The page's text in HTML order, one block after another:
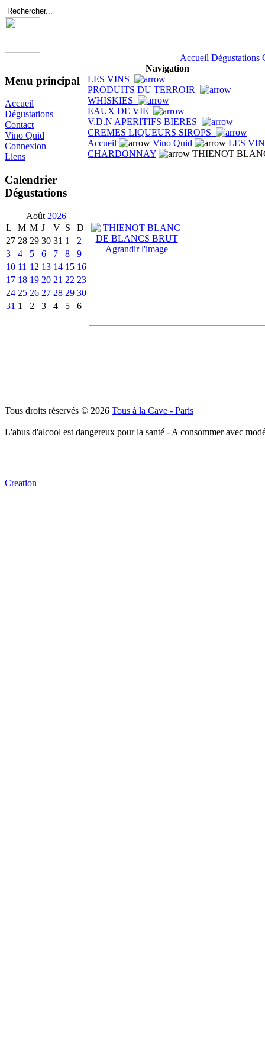
Accueil Dégustations
Menu principal
Accueil
Dégustations
Contact
Vino Quid
Connexion
Liens
Calendrier
Dégustations
Août 2026
L
M M J V S
D
27 28 29 30 31 1
2
3
4 5 6 7 8
9
10 11 12 13 14 15 16
17 18 19 20 21 22 23
24 25 26 27 28 29 30
31 1 2 3 4 5 6
Navigation
LES VINS
PRODUITS DU TERROIR
WHISKIES
EAUX DE VIE
V.D.N APERITIFS BIERES
CREMES LIQUEURS SIROPS
Accueil
Vino Quid
LES
CHARDONNAY
THIENOT
Agrandir l'image
Tous droits réservés © 2026 Tous à la Cave - Paris
L'abus d'alcool est dangereux pour la santé - A consommer avec
Creation